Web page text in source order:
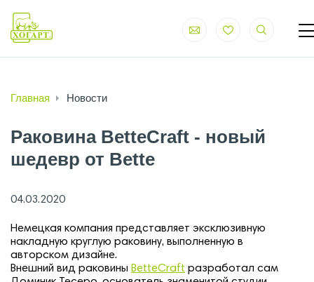
Главная Новости
Раковина BetteCraft - новый
шедевр от Bette
04.03.2020
Немецкая компания представляет эксклюзивную
накладную круглую раковину, выполненную в
авторском дизайне.
Внешний вид раковины BetteCraft разработал сам